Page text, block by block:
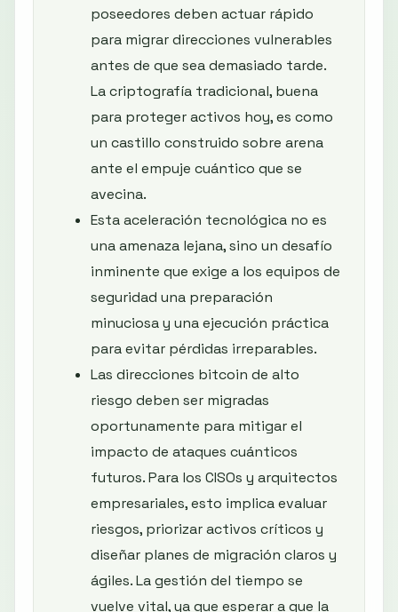
poseedores deben actuar rápido
para migrar direcciones vulnerables
antes de que sea demasiado tarde.
La criptografía tradicional, buena
para proteger activos hoy, es como
un castillo construido sobre arena
ante el empuje cuántico que se
avecina.
Esta aceleración tecnológica no es
una amenaza lejana, sino un desafío
inminente que exige a los equipos de
seguridad una preparación
minuciosa y una ejecución práctica
para evitar pérdidas irreparables.
Las direcciones bitcoin de alto
riesgo deben ser migradas
oportunamente para mitigar el
impacto de ataques cuánticos
futuros. Para los CISOs y arquitectos
empresariales, esto implica evaluar
riesgos, priorizar activos críticos y
diseñar planes de migración claros y
ágiles. La gestión del tiempo se
vuelve vital, ya que esperar a que la